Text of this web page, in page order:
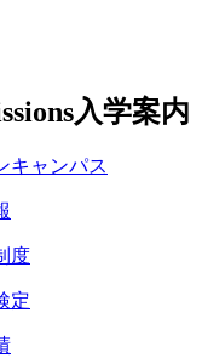
入学案内
キャンパス
度
定